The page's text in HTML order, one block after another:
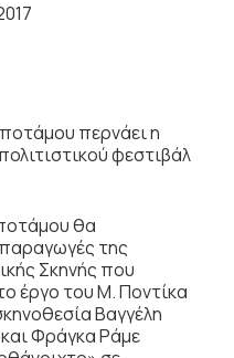
περνάει η
φεστιβάλ
θα
της
Σκηνής που
έργο του Μ. Ποντίκα
Βαγγέλη
Φράγκα Ράμε